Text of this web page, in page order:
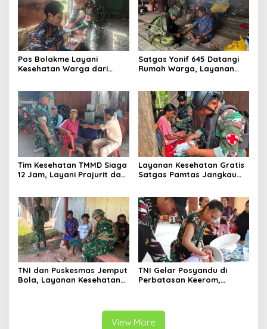
Pos Bolakme Layani
Kesehatan Warga dari
Satgas Yonif 645 Datangi
Rumah Warga, Layanan
Tim Kesehatan TMMD Siaga
12 Jam, Layani Prajurit dan
Layanan Kesehatan Gratis
Satgas Pamtas Jangkau
TNI dan Puskesmas Jemput
Bola, Layanan Kesehatan
TNI Gelar Posyandu di
Perbatasan Keerom,
View More